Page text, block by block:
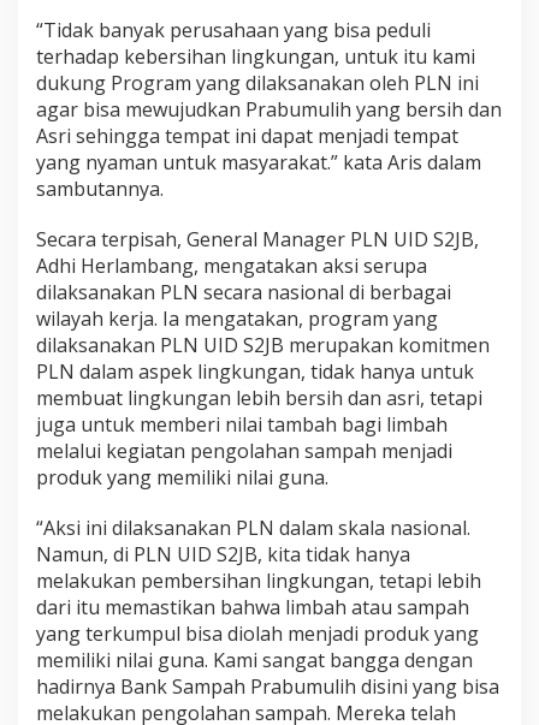
k
“Tidak banyak perusahaan yang bisa peduli
terhadap kebersihan lingkungan, untuk itu kami
dukung Program yang dilaksanakan oleh PLN ini
agar bisa mewujudkan Prabumulih yang bersih dan
Asri sehingga tempat ini dapat menjadi tempat
yang nyaman untuk masyarakat.” kata Aris dalam
sambutannya.
Secara terpisah, General Manager PLN UID S2JB,
Adhi Herlambang, mengatakan aksi serupa
dilaksanakan PLN secara nasional di berbagai
wilayah kerja. Ia mengatakan, program yang
dilaksanakan PLN UID S2JB merupakan komitmen
PLN dalam aspek lingkungan, tidak hanya untuk
membuat lingkungan lebih bersih dan asri, tetapi
juga untuk memberi nilai tambah bagi limbah
melalui kegiatan pengolahan sampah menjadi
produk yang memiliki nilai guna.
“Aksi ini dilaksanakan PLN dalam skala nasional.
Namun, di PLN UID S2JB, kita tidak hanya
melakukan pembersihan lingkungan, tetapi lebih
dari itu memastikan bahwa limbah atau sampah
yang terkumpul bisa diolah menjadi produk yang
memiliki nilai guna. Kami sangat bangga dengan
hadirnya Bank Sampah Prabumulih disini yang bisa
melakukan pengolahan sampah. Mereka telah